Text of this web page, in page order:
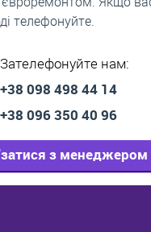
телефонуйте.
Зателефонуйте нам:
+38 098 498 44 14
+38 096 350 40 96
з менеджером